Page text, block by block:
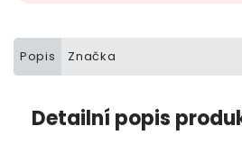
Popis Značka
Detailní popis